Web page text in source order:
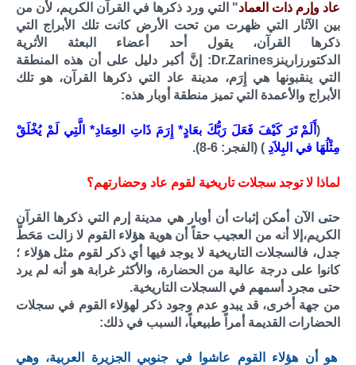
عاد وإرم ذات العماد" التي ورد ذكرها في القرآن الكريم، لأن من
بين الآثار التي ظهرت من تحت الأرض كانت تلك الأبراج التي
ذكرها القرآن، يقول أحد أعضاء البعثة الأثرية
الدكتورزارينزDr.Zarines: إنَّ أكبر دليل على أن هذه المنطقة
التي ينقبونها هي إِرَم، مدينة عاد التي ذكرها القرآن، هو تلك
الأبراج والأعمدة التي تميز منطقة أوبار هذه:
(أَلَمْ تَرَ كَيْفَ فَعَلَ رَبُّكَ بعَادٍ* إِرَمَ ذَاتِ العِمَادِ* الَّتِي لَمْ يُخْلَقْ
مِثْلُهَا في البِلاَدِ ) (الفجر: 6-8).
لماذا لا توجد سجلات تاريخية لقوم عاد وحضارتهم؟
حتى الآن أمكن إثبات أن أوبار هي مدينة إرم التي ذكرها القرآن
الكريم،إلا أنه من العجيب حقاً أن هوية هؤلاء القوم لا زالت مَحَطَّ
جدل، فالسجلات التاريخية لا يوجد فيها أي ذكر لقوم مثل هؤلاء ؛
كانوا على درجة عالية من الحضارة، والأكثر غرابة هو أنه لم يرد
حتى مجرد أسمهم في السجلات التاريخية.
من جهة أخرى، قد يبدو عدم وجود ذكر لهؤلاء القوم في سجلات
الحضارات القديمة أمراً طبيعياً، السبب في ذلك:
هو أن هؤلاء القوم عاشوا في جنوبي الجزيرة العربية، وهي